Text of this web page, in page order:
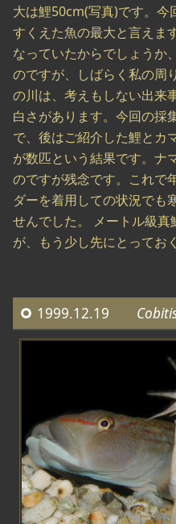
大は鯉50cm(写真)です。
すくえた魚の最大と言えま
なっていたからでしょうか
のですが、しばらく私の周
の川は、考えもしない出来
白さがあります。今回の採
で、後はご紹介した鯉とカ
が数匹という結果です。ナ
のですが残念です。これで
ダーを着用しての状況でも
せんでした。 メートル級
が、もう少し先にとってお
1999.12.19